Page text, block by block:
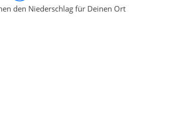
den Niederschlag für Deinen Ort